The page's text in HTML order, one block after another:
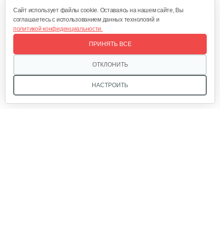
Cайт использует файлы cookie. Оставаясь на нашем сайте, Вы
соглашаетесь с использованием данных технологий и
политикой конфиденциальности.
НАСТРОИТЬ
ОТКЛОНИТЬ
ПРИНЯТЬ ВСЕ